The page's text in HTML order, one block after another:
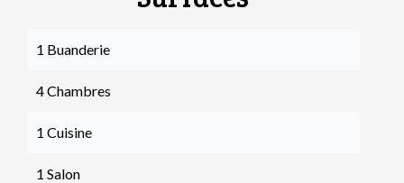
1 Buanderie
4 Chambres
1 Cuisine
1 Salon